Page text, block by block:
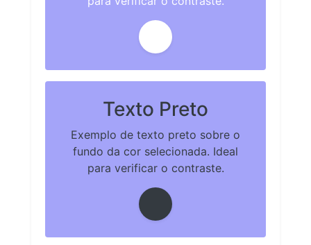
Texto Preto
Exemplo de texto preto sobre o
fundo da cor selecionada. Ideal
para verificar o contraste.